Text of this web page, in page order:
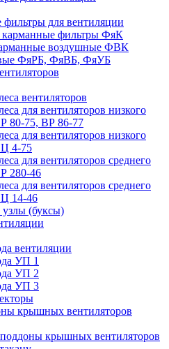
для вентиляции
карманные фильтры ФяК
воздушные ФВК
ФяРБ, ФяВБ, ФяУБ
вентиляторов
для вентиляторов низкого
80-75, ВР 86-77
для вентиляторов низкого
4-75
для вентиляторов среднего
280-46
для вентиляторов среднего
14-46
(буксы)
вентиляции
УП 1
УП 2
УП 3
крышных вентиляторов
крышных вентиляторов